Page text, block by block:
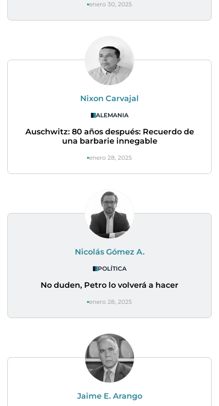
enero 30, 2025
Nixon Carvajal
ALEMANIA
Auschwitz: 80 años después: Recuerdo de
una barbarie innegable
enero 28, 2025
Nicolás Gómez A.
POLÍTICA
No duden, Petro lo volverá a hacer
enero 28, 2025
Jaime E. Arango